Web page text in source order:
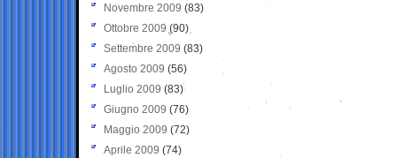
Novembre 2009 (83)
Ottobre 2009 (90)
Settembre 2009 (83)
Agosto 2009 (56)
Luglio 2009 (83)
Giugno 2009 (76)
Maggio 2009 (72)
Aprile 2009 (74)